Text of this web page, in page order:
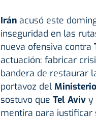
Iránacusó este
inseguridad en las
nueva ofensiva contra
actuación: fabricar
bandera de restaurar
portavoz del
sostuvo que Tel Avivy
mentira para justificar